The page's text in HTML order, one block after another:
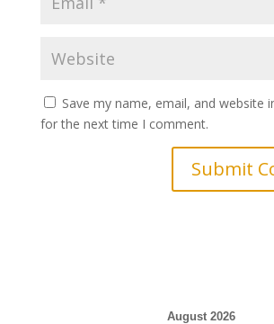
Save my name, email, and website
for the next time I comment.
August 2026